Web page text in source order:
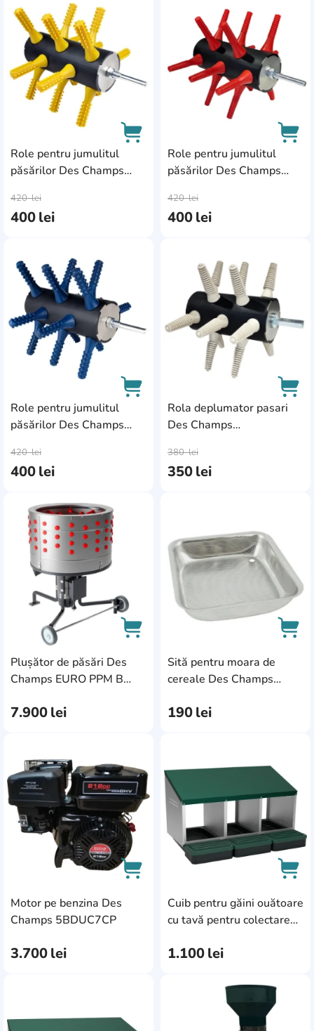
Role pentru jumulitul
păsărilor Des Champs
400lei
420lei
AddCardToFavourite
AddCardToCart
Role pentru jumulitul
păsărilor Des Champs
400lei
420lei
Role pentru jumulitul
păsărilor Des Champs
400lei
420lei
AddCardToFavourite
Rola deplumator pasari
Des Champs
350lei
380lei
Plușător de păsări Des
Champs EURO PPM B
7.900lei
AddCardToCart
Sită pentru moara de
cereale Des Champs
(2B06SIT)
190lei
Motor pe benzina Des
Champs 5BDUC7CP
3.700lei
AddCardToCart
Cuib pentru găini ouătoare
cu tavă pentru colectarea
(8A3CG)
1.100lei
AddCardToFavourite